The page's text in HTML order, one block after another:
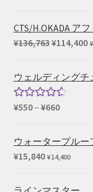
帯:
CTS/H.OKADA ア
¥136,763元
価
格
し
た。
¥114,400
の
¥
ウェルディングチ
5段階中
¥550– ¥660価
帯:
ウォータープルー
¥15,840 ¥14,400